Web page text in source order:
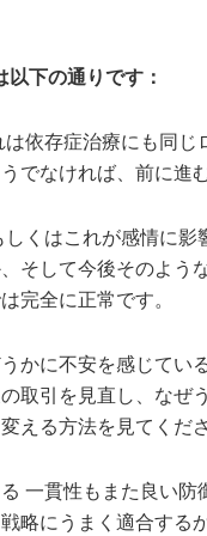
下の通りです：
依存症治療にも同
でなければ、前に進
くはこれが感情に
そして今後そのよう
完全に正常です。
かに不安を感じて
取引を見直し、なぜ
える方法を見てくださ
一貫性もまた良い
略にうまく適合する